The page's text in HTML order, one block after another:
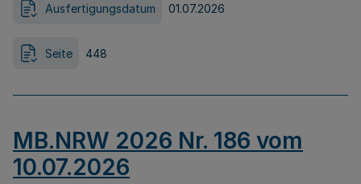
Ausfertigungsdatum 01.07.2026
Seite 448
MB.NRW 2026 Nr. 186 vom
10.07.2026